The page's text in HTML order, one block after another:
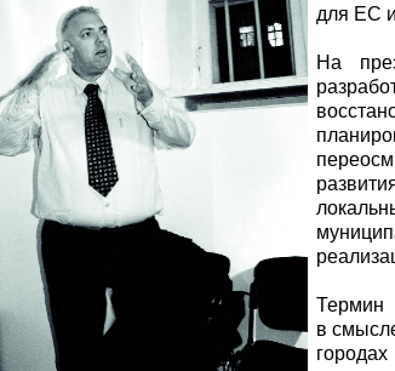
для ЕС
На
Термин
в